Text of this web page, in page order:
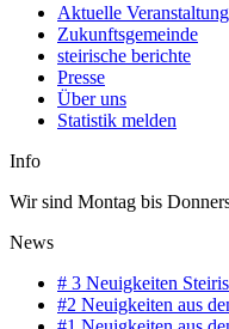
Aktuelle
Zukunftsgemeinde
steirische berichte
Presse
Über uns
Statistik melden
Info
Wir sind Montag bis
News
# 3 Neuigkeiten
#2 Neuigkeiten aus